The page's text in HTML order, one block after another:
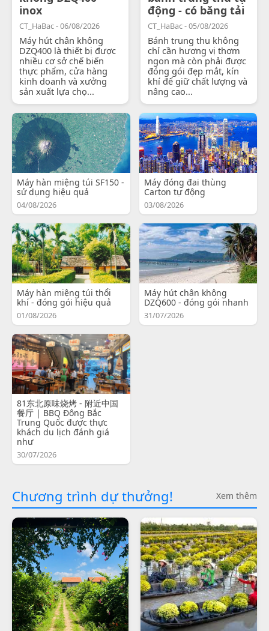
inox
CT_HaBac - 06/08/2026
Máy hút chân không
DZQ400 là thiết bị được
nhiều cơ sở chế biến
thực phẩm, cửa hàng
kinh doanh và xưởng
sản xuất lựa chọ...
động - có băng tải
CT_HaBac - 05/08/2026
Bánh trung thu không
chỉ cần hương vị thơm
ngon mà còn phải được
đóng gói đẹp mắt, kín
khí để giữ chất lượng và
nâng cao...
Máy hàn miệng túi SF150 -
sử dụng hiệu quả
04/08/2026
Máy đóng đai thùng
Carton tự động
03/08/2026
Máy hàn miệng túi thổi
khí - đóng gói hiệu quả
01/08/2026
Máy hút chân không
DZQ600 - đóng gói nhanh
31/07/2026
81东北原味烧烤 - 附近中国
餐厅 | BBQ Đông Bắc
Trung Quốc được thực
khách du lịch đánh giá
như
30/07/2026
Chương trình dự thưởng! Xem thêm